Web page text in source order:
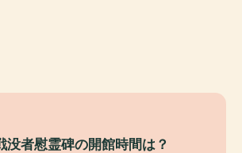
没者慰霊碑の開館時間は？